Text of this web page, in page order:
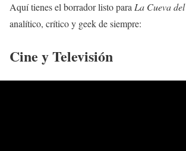
Aquí tienes el borrador listo paraLa Cueva
analítico, crítico y geek de siempre:
Cine y Televisión